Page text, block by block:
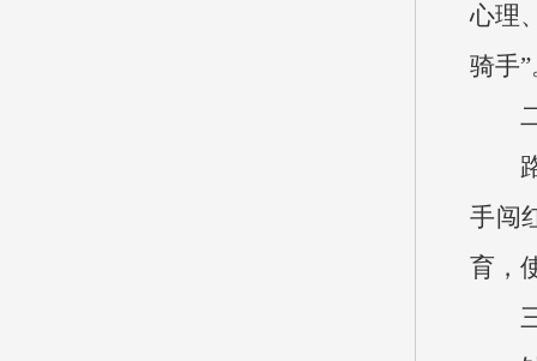
心理
骑手
手闯
育，